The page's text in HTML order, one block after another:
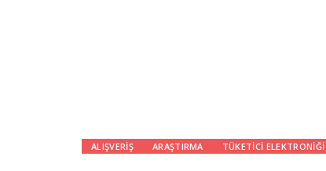
ALIŞVERIŞ ARAŞTIRMA TÜKETICI ELEKTRONIĞI